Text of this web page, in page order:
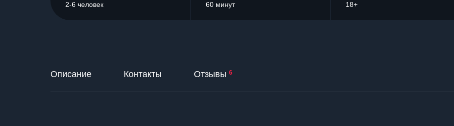
2-6 человек 60 минут 18+
Описание Контакты Отзывы 6